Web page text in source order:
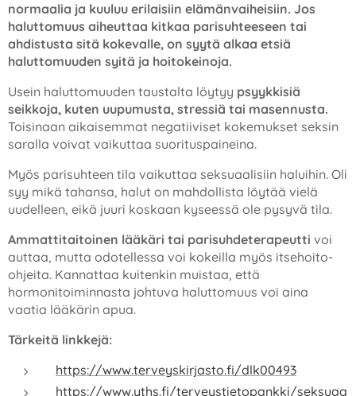
normaalia ja kuuluu erilaisiin elämänvaiheisiin. Jos
haluttomuus aiheuttaa kitkaa parisuhteeseen tai
ahdistusta sitä kokevalle, on syytä alkaa etsiä
haluttomuuden syitä ja hoitokeinoja.
Usein haluttomuuden taustalta löytyy psyykkisiä
seikkoja, kuten uupumusta, stressiä tai masennusta.
Toisinaan aikaisemmat negatiiviset kokemukset seksin
saralla voivat vaikuttaa suorituspaineina.
Myös parisuhteen tila vaikuttaa seksuaalisiin haluihin. Oli
syy mikä tahansa, halut on mahdollista löytää vielä
uudelleen, eikä juuri koskaan kyseessä ole pysyvä tila.
Ammattitaitoinen lääkäri tai parisuhdeterapeutti voi
auttaa, mutta odotellessa voi kokeilla myös itsehoito-
ohjeita. Kannattaa kuitenkin muistaa, että
hormonitoiminnasta johtuva haluttomuus voi aina
vaatia lääkärin apua.
Tärkeitä linkkejä:
https://www.terveyskirjasto.fi/dlk00493
https://www.yths.fi/terveystietopankki/seksuaa